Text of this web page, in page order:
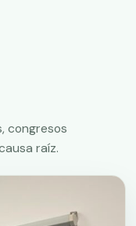
congresos
raíz.